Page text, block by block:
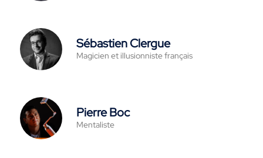
Sébastien Clergue
Magicien et illusionniste français
Pierre Boc
Mentaliste